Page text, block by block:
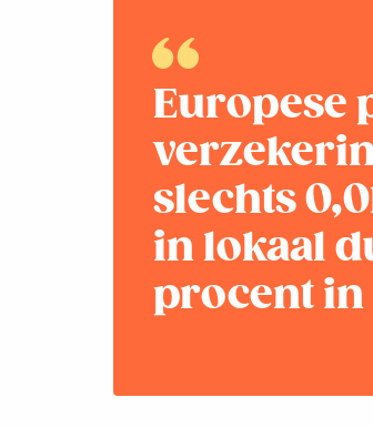
Europese
slechts
in lokaal
procent in